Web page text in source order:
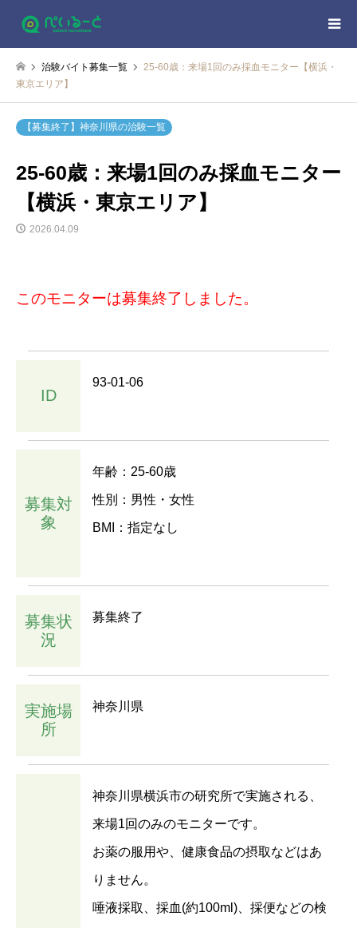
治験バイト募集一覧
25-60歳：来場1回のみ採血モニター【横浜・
東京エリア】
【募集終了】神奈川県の治験一覧
25-60歳：来場1回のみ採血モニター
【横浜・東京エリア】
2026.04.09
このモニターは募集終了しました。
ID
93-01-06
募集対
象
年齢：25-60歳
性別：男性・女性
BMI：指定なし
募集状
況
募集終了
実施場
所
神奈川県
神奈川県横浜市の研究所で実施される、
来場1回のみのモニターです。
お薬の服用や、健康食品の摂取などはあ
りません。
唾液採取、採血(約100ml)、採便などの検